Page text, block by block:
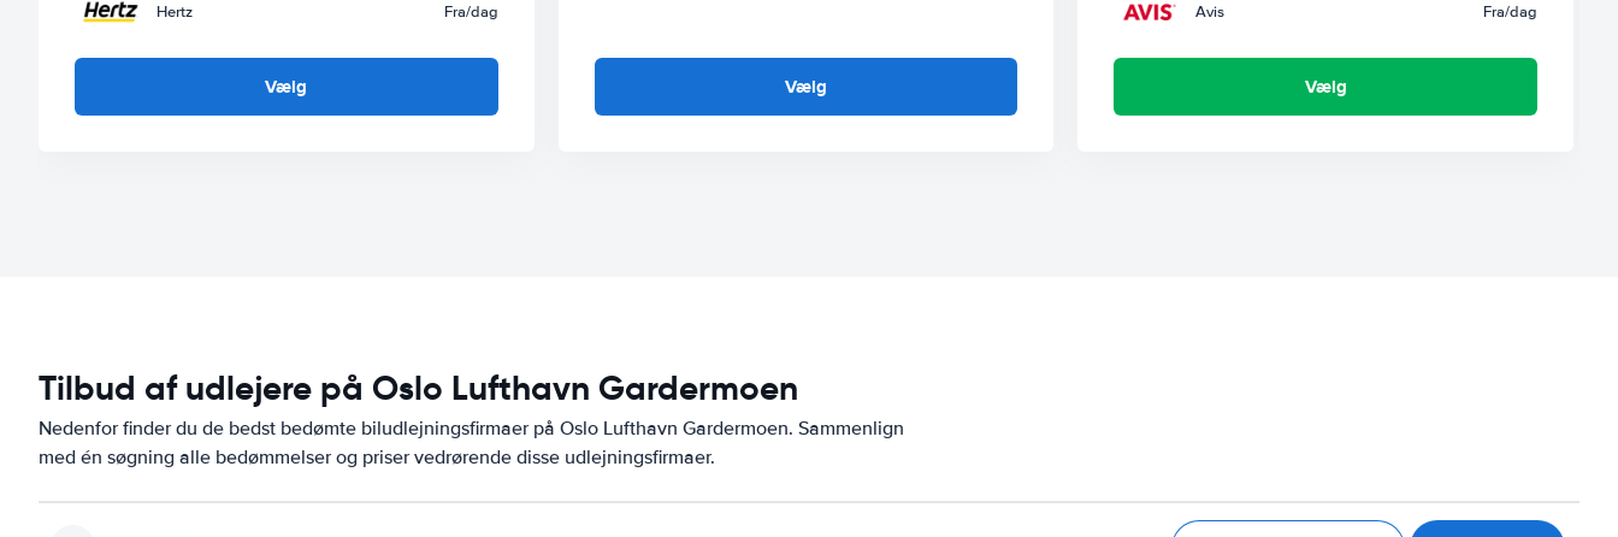
Hertz Fra/dag
Vælg Vælg
Avis Fra/dag
Vælg
Tilbud af udlejere på Oslo Lufthavn Gardermoen
Nedenfor finder du de bedst bedømte biludlejningsfirmaer på Oslo Lufthavn Gardermoen. Sammenlign
med én søgning alle bedømmelser og priser vedrørende disse udlejningsfirmaer.